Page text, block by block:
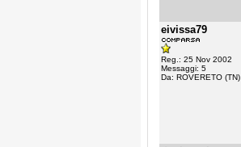
eivissa79
Reg.: 25 Nov 2002
Messaggi: 5
Da: ROVERETO (TN)